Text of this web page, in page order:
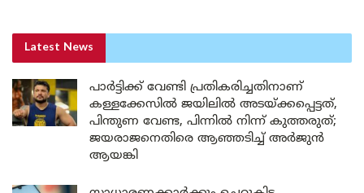
Latest News
പാർട്ടിക്ക് വേണ്ടി പ്രതികരിച്ചതിനാണ്
കള്ളക്കേസിൽ ജയിലിൽ അടയ്ക്കപ്പെട്ടത്,
പിന്തുണ വേണ്ട, പിന്നിൽ നിന്ന് കുത്തരുത്;
ജയരാജനെതിരെ ആഞ്ഞടിച്ച് അർജുൻ
ആയങ്കി